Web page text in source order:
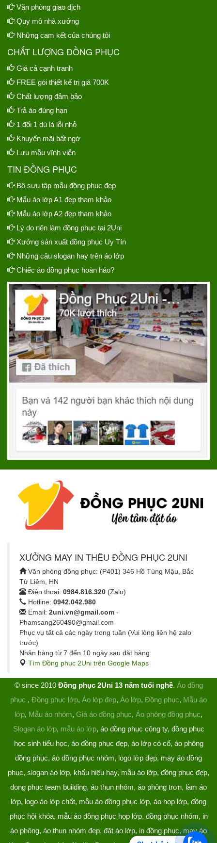
Văn phòng giao dịch
Quy mô nhà xưởng
Những cam kết của chúng tôi
CHẤT LƯỢNG ĐỒNG PHỤC
Giá cả cạnh tranh
FREE gói thiết kế trị giá 700K
Chất lượng đảm bảo
Trả áo đúng hạn
1 đổi 1 dù là lỗi nhỏ
Khuyến mãi bất ngờ
Lưu mẫu vĩnh viễn
TIN ĐỒNG PHỤC
Bộ sưu tập mẫu đồng phục đẹp
Mẫu áo lớp A1 đẹp tham khảo
Mẫu áo lớp A2 đẹp tham khảo
Lý do nên làm đồng phục tại 2Uni
Xưởng sản xuất đồng phục Uy Tín
Những câu slogan hay trên áo lớp
Chiếc áo đồng phục hoàn hảo?
XƯỞNG MAY IN THÊU ĐỒNG PHỤC 2UNI
Văn phòng đồng phục: (P401) 346 Hồ Tùng Mậu, Bắc
Từ Liêm, HN
Điện thoại: 0984.816.320 (Zalo)
Hotline: 0942.042.980
Email: 2uni.vn@gmail.com -
Phamsang260490@gmail.com
Phục vụ tất cả các ngày trong tuần (Vui lòng liên hệ zalo
trước)
Nhận hàng từ 7 đến 10 ngày sau đặt hàng
Tìm Đồng phục 2Uni trên Google Maps
© since 2010 Đồng phục 2Uni 13 năm tuổi nghề. Áo đồng
phục , Đồng phục lớp, Áo lớp đẹp, Áo lớp, Đồng phục, Mẫu áo
lớp, Mẫu áo nhóm, Giá áo đồng phục, Áo phông đồng phục,
Slogan áo lớp, mẫu áo lớp, áo đồng phục công ty, đồng phục
học sinh tiểu học, áo đồng phục đẹp, áo lớp có cổ, áo phông
đồng phục, áo đồng phục nhóm, logo lớp đẹp, may áo đồng
phục, slogan áo lớp, khẩu hiệu hay, mẫu áo lớp, đồng phục đẹp,
dong phuc team building, áo thun nhóm, áo phông trơn, làm áo
lớp, logo áo lớp chất, mẫu áo đồng phục lớp, áo họp lớp, đồng
phục hội khóa, mẫu áo đồng phục họp lớp, đồng phục nhóm, in
áo phông, áo thun nhóm đẹp, đặt áo lớp, in đồng phục, may áo